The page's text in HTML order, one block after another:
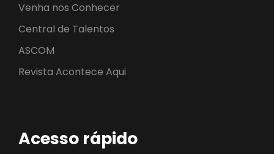
Venha nos Conhecer
Central de Talentos
ASCOM
Revista Acontece Aqui
Acesso rápido